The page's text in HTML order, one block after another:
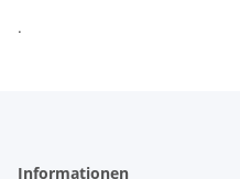
.
Informationen